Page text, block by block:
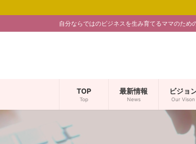
ン
ビ
自分ならではのビジネスを生み育てるママのため
TOP
Top
最新情報
News
ビジョ
Our Vison